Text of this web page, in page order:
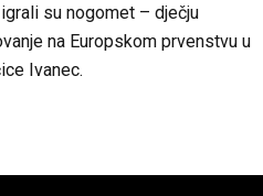
su nogomet – dječju
na Europskom prvenstvu u
Ivanec.